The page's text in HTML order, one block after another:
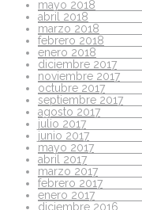
mayo 2018
abril 2018
marzo 2018
febrero 2018
enero 2018
diciembre 2017
noviembre 2017
octubre 2017
septiembre 2017
agosto 2017
julio 2017
junio 2017
mayo 2017
abril 2017
marzo 2017
febrero 2017
enero 2017
diciembre 2016